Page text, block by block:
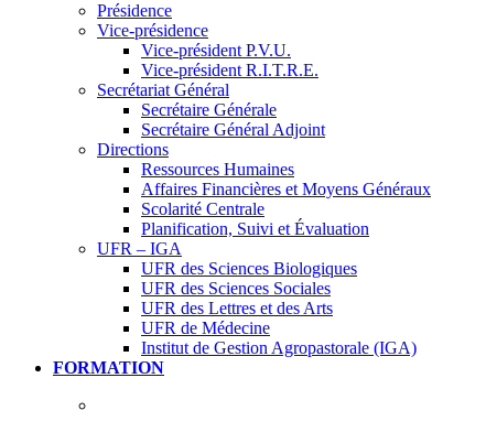
Présidence
Vice-présidence
Vice-président P.V.U.
Vice-président R.I.T.R.E.
Secrétariat Général
Secrétaire Générale
Secrétaire Général Adjoint
Directions
Ressources Humaines
Affaires Financières et Moyens Généraux
Scolarité Centrale
Planification, Suivi et Évaluation
UFR – IGA
UFR des Sciences Biologiques
UFR des Sciences Sociales
UFR des Lettres et des Arts
UFR de Médecine
Institut de Gestion Agropastorale (IGA)
FORMATION